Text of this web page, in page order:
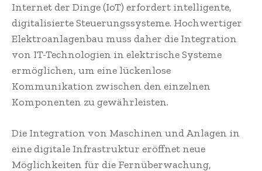
Internet der Dinge (IoT) erfordert intelligente,
digitalisierte Steuerungssysteme. Hochwertiger
Elektroanlagenbau muss daher die Integration
von IT-Technologien in elektrische Systeme
ermöglichen, um eine lückenlose
Kommunikation zwischen den einzelnen
Komponenten zu gewährleisten.
Die Integration von Maschinen und Anlagen in
eine digitale Infrastruktur eröffnet neue
Möglichkeiten für die Fernüberwachung,